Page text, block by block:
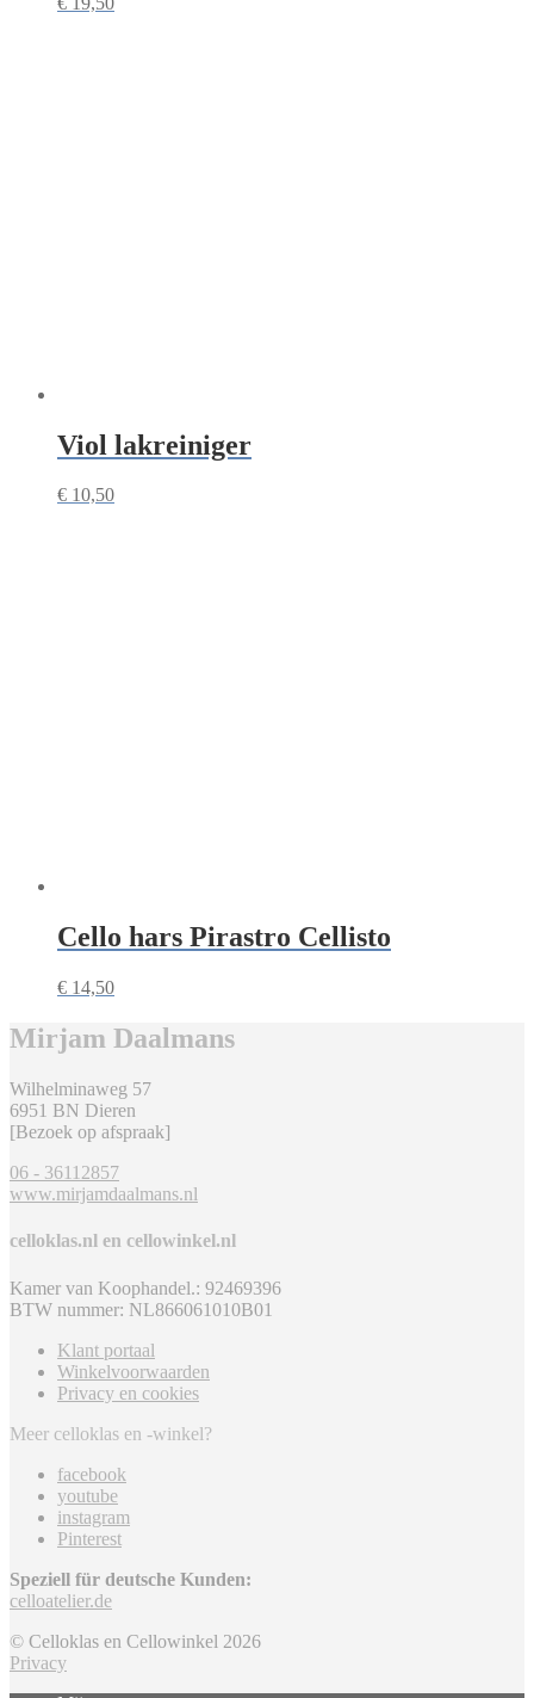
Viol lakreiniger
€ 10,50
Cello hars Pirastro Cellisto
€ 14,50
Mirjam Daalmans
Wilhelminaweg 57
6951 BN Dieren
[Bezoek op afspraak]
06 - 36112857
www.mirjamdaalmans.nl
celloklas.nl en cellowinkel.nl
Kamer van Koophandel.: 92469396
BTW nummer: NL866061010B01
Klant portaal
Winkelvoorwaarden
Privacy en cookies
Meer celloklas en -winkel?
facebook
youtube
instagram
Pinterest
Speziell für deutsche Kunden:
celloatelier.de
© Celloklas en Cellowinkel 2026
Privacy